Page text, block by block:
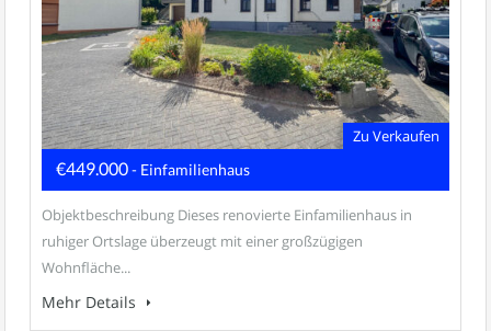
Zu Verkaufen
€449.000- Einfamilienhaus
Objektbeschreibung Dieses renovierte Einfamilienhaus in
ruhiger Ortslage überzeugt mit einer großzügigen
Wohnfläche...
Mehr Details